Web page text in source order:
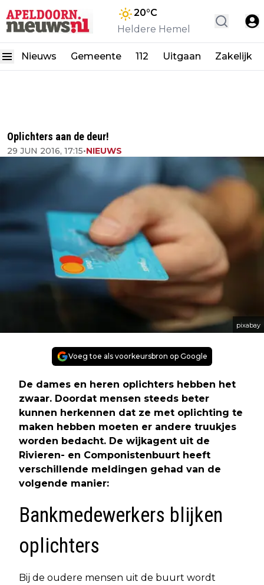
20°C
Heldere Hemel
Nieuws Gemeente 112 Uitgaan Zakelijk
Oplichters aan de deur!
29 JUN 2016, 17:15•NIEUWS
pixabay
Voeg toe als voorkeursbron op Google
De dames en heren oplichters hebben het
zwaar. Doordat mensen steeds beter
kunnen herkennen dat ze met oplichting te
maken hebben moeten er andere truukjes
worden bedacht. De wijkagent uit de
Rivieren- en Componistenbuurt heeft
verschillende meldingen gehad van de
volgende manier:
Bankmedewerkers blijken
oplichters
Bij de oudere mensen uit de buurt wordt